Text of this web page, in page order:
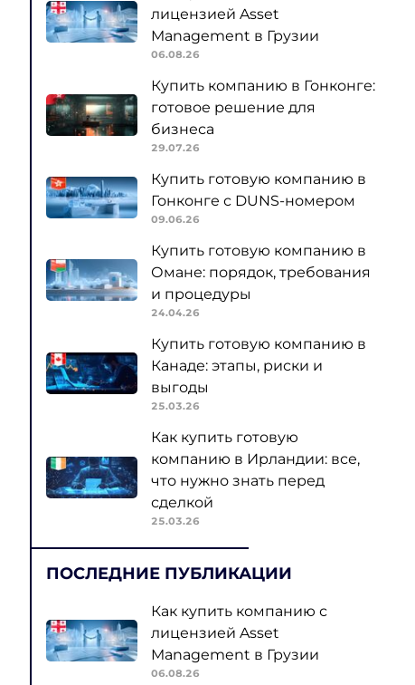
лицензией Asset
Management в Грузии
06.08.26
Купить компанию в Гонконге:
готовое решение для
бизнеса
29.07.26
Купить готовую компанию в
Гонконге с DUNS-номером
09.06.26
Купить готовую компанию в
Омане: порядок, требования
и процедуры
24.04.26
Купить готовую компанию в
Канаде: этапы, риски и
выгоды
25.03.26
Как купить готовую
компанию в Ирландии: все,
что нужно знать перед
сделкой
25.03.26
ПОСЛЕДНИЕ ПУБЛИКАЦИИ
Как купить компанию с
лицензией Asset
Management в Грузии
06.08.26